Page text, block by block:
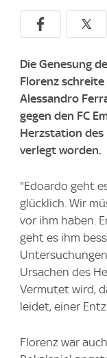
Die Genesung
Florenz
Alessandro
gegen den FC
Herzstation des
verlegt worden.
"Edoardo geht
glücklich. Wir
vor ihm haben.
geht es ihm
Ursachen des
Vermutet wird,
leidet, einer
Florenz war